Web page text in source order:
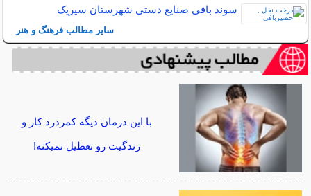
سوند بافی صنایع دستی شهرستان سیریک
سایر مطالب فرهنگ و هنر
با این درمان دیگه کمردرد کار و
زندگیت رو تعطیل نمیکنه!